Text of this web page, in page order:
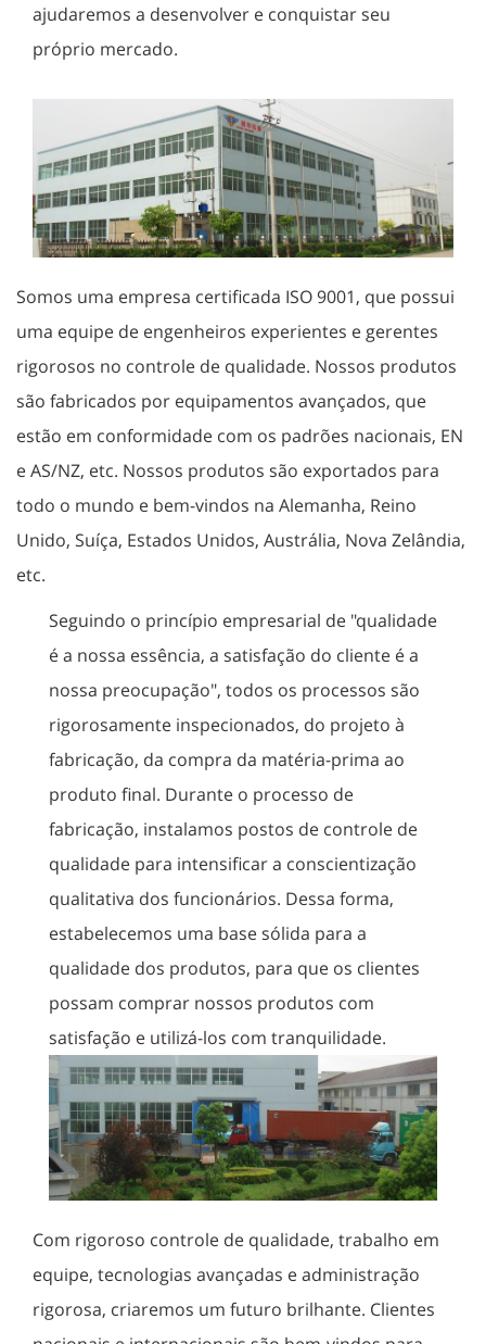
ajudaremos a desenvolver e conquistar seu
próprio mercado.
Somos uma empresa certificada ISO 9001, que possui
uma equipe de engenheiros experientes e gerentes
rigorosos no controle de qualidade. Nossos produtos
são fabricados por equipamentos avançados, que
estão em conformidade com os padrões nacionais, EN
e AS/NZ, etc. Nossos produtos são exportados para
todo o mundo e bem-vindos na Alemanha, Reino
Unido, Suíça, Estados Unidos, Austrália, Nova Zelândia,
etc.
Seguindo o princípio empresarial de "qualidade
é a nossa essência, a satisfação do cliente é a
nossa preocupação", todos os processos são
rigorosamente inspecionados, do projeto à
fabricação, da compra da matéria-prima ao
produto final. Durante o processo de
fabricação, instalamos postos de controle de
qualidade para intensificar a conscientização
qualitativa dos funcionários. Dessa forma,
estabelecemos uma base sólida para a
qualidade dos produtos, para que os clientes
possam comprar nossos produtos com
satisfação e utilizá-los com tranquilidade.
Com rigoroso controle de qualidade, trabalho em
equipe, tecnologias avançadas e administração
rigorosa, criaremos um futuro brilhante. Clientes